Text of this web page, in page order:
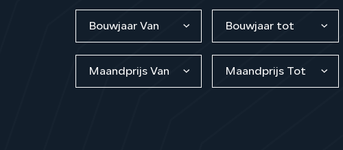
Bouwjaar Van Bouwjaar tot
Maandprijs Van Maandprijs Tot